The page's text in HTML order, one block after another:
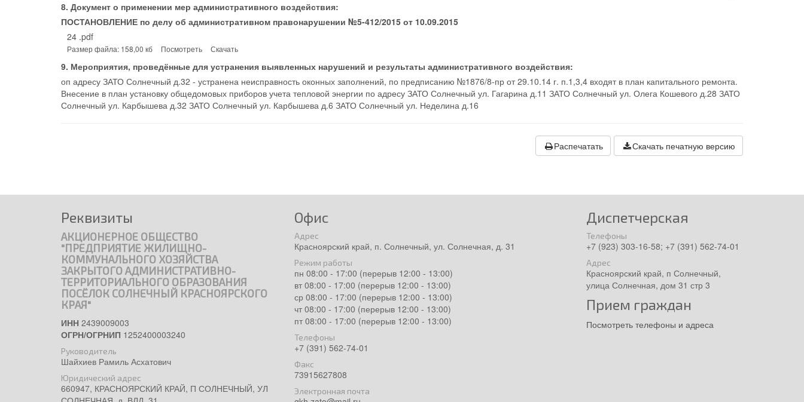
Документ о применении мер административного воздействия:
ПОСТАНОВЛЕНИЕ по делу об административном правонарушении №5-412/2015 от 10.09.2015
24 .pdf
Размер файла: 158,00 кб Посмотреть Скачать
Мероприятия, проведённые для устранения выявленных нарушений и результаты административного воздействия:
оп адресу ЗАТО Солнечный д.32 - устранена неисправность оконных заполнений, по предписанию №1876/8-пр от 29.10.14 г. п.1,3,4 входят в план капитального ремонта.
Внесение в план установку общедомовых приборов учета тепловой энергии по адресу ЗАТО Солнечный ул. Гагарина д.11 ЗАТО Солнечный ул. Олега Кошевого д.28 ЗАТО
Солнечный ул. Карбышева д.32 ЗАТО Солнечный ул. Карбышева д.6 ЗАТО Солнечный ул. Неделина д.16
Распечатать Скачать печатную версию
Реквизиты
АКЦИОНЕРНОЕ ОБЩЕСТВО
"ПРЕДПРИЯТИЕ ЖИЛИЩНО-
КОММУНАЛЬНОГО ХОЗЯЙСТВА
ЗАКРЫТОГО АДМИНИСТРАТИВНО-
ТЕРРИТОРИАЛЬНОГО ОБРАЗОВАНИЯ
ПОСЁЛОК СОЛНЕЧНЫЙ КРАСНОЯРСКОГО
КРАЯ"
ИНН 2439009003
ОГРН/ОГРНИП 1252400003240
Руководитель
Шайхиев Рамиль Асхатович
Юридический адрес
660947, КРАСНОЯРСКИЙ КРАЙ, П СОЛНЕЧНЫЙ, УЛ
Офис
Адрес
Красноярский край, п. Солнечный, ул. Солнечная, д. 31
Режим работы
пн 08:00 - 17:00 (перерыв 12:00 - 13:00)
вт 08:00 - 17:00 (перерыв 12:00 - 13:00)
ср 08:00 - 17:00 (перерыв 12:00 - 13:00)
чт 08:00 - 17:00 (перерыв 12:00 - 13:00)
пт 08:00 - 17:00 (перерыв 12:00 - 13:00)
Телефоны
+7 (391) 562-74-01
Факс
73915627808
Электронная почта
Диспетчерская
Телефоны
+7 (923) 303-16-58; +7 (391) 562-74-01
Адрес
Красноярский край, п Солнечный,
улица Солнечная, дом 31 стр 3
Прием граждан
Посмотреть телефоны и адреса